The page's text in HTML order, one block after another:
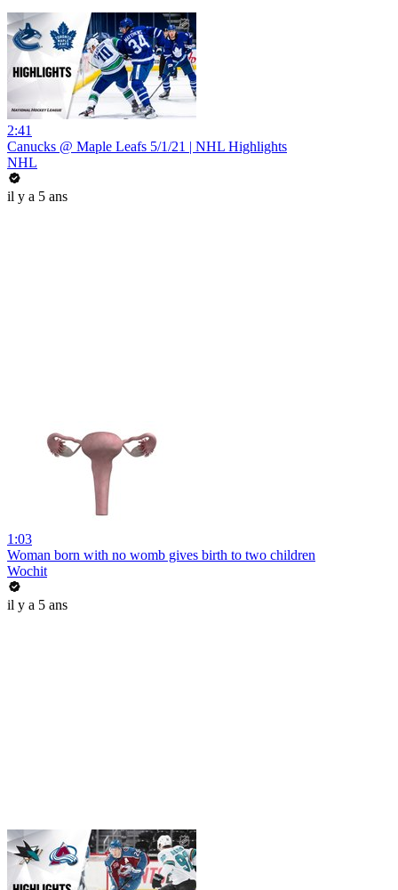
2:41
Canucks @ Maple Leafs 5/1/21 | NHL Highlights
NHL
il y a 5 ans
1:03
Woman born with no womb gives birth to two children
Wochit
il y a 5 ans